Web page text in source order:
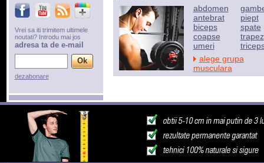
abdomen
antebrat
biceps
coapse
umeri
piept
spate
trapez
alege grupa
musculara
Vrei sa iti trimitem ultimele
noutati? Introdu mai jos
adresa ta de e-mail
dezabonare